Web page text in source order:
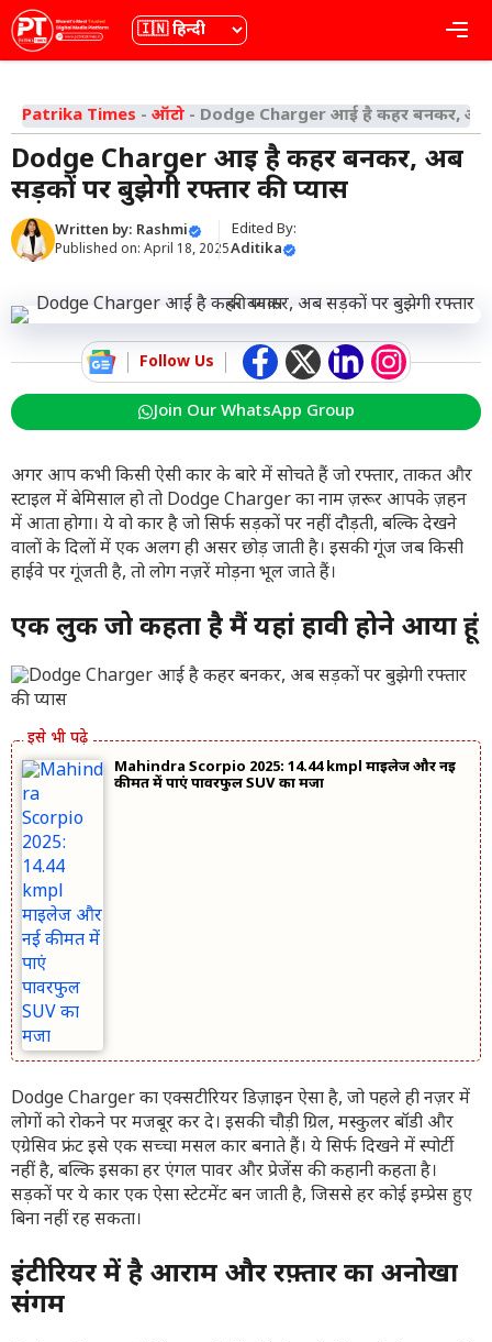
Skip
to
content
भाषा
Patrika Times - ऑटो - Dodge Charger आई है कहर बनकर, अब
Dodge Charger आई है कहर बनकर, अब
सड़कों पर बुझेगी रफ्तार की प्यास
Written by: Rashmi
Published on: April 18, 2025
Edited By:
Aditika
Follow Us
Join Our WhatsApp Group
अगर आप कभी किसी ऐसी कार के बारे में सोचते हैं जो रफ्तार, ताकत और
स्टाइल में बेमिसाल हो तो Dodge Charger का नाम ज़रूर आपके ज़हन
में आता होगा। ये वो कार है जो सिर्फ सड़कों पर नहीं दौड़ती, बल्कि देखने
वालों के दिलों में एक अलग ही असर छोड़ जाती है। इसकी गूंज जब किसी
हाईवे पर गूंजती है, तो लोग नज़रें मोड़ना भूल जाते हैं।
एक लुक जो कहता है मैं यहां हावी होने आया हूं
Mahindra Scorpio 2025: 14.44 kmpl माइलेज और नई
कीमत में पाएं पावरफुल SUV का मजा
Dodge Charger का एक्सटीरियर डिज़ाइन ऐसा है, जो पहले ही नज़र में
लोगों को रोकने पर मजबूर कर दे। इसकी चौड़ी ग्रिल, मस्कुलर बॉडी और
एग्रेसिव फ्रंट इसे एक सच्चा मसल कार बनाते हैं। ये सिर्फ दिखने में स्पोर्टी
नहीं है, बल्कि इसका हर एंगल पावर और प्रेजेंस की कहानी कहता है।
सड़कों पर ये कार एक ऐसा स्टेटमेंट बन जाती है, जिससे हर कोई इम्प्रेस हुए
बिना नहीं रह सकता।
इंटीरियर में है आराम और रफ़्तार का अनोखा
संगम